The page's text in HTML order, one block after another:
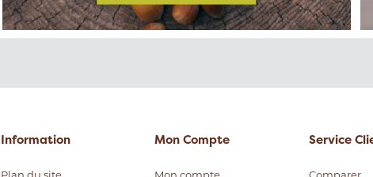
Information
Plan du site
Mon Compte
Mon compte
Service
Comparer